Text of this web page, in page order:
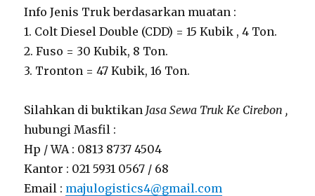
Info Jenis Truk berdasarkan muatan :
1. Colt Diesel Double (CDD) = 15 Kubik , 4 Ton.
2. Fuso = 30 Kubik, 8 Ton.
3. Tronton = 47 Kubik, 16 Ton.
Silahkan di buktikan Jasa Sewa Truk Ke Cirebon ,
hubungi Masfil :
Hp / WA : 0813 8737 4504
Kantor : 021 5931 0567 / 68
Email : majulogistics4@gmail.com